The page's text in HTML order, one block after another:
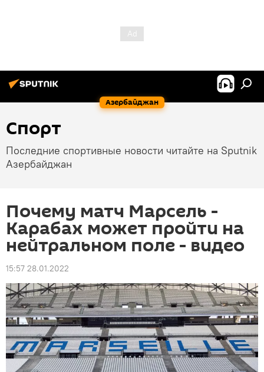
Азербайджан
Спорт
Последние спортивные новости читайте на Sputnik
Азербайджан
Почему матч Марсель -
Карабах может пройти на
нейтральном поле - видео
15:57 28.01.2022